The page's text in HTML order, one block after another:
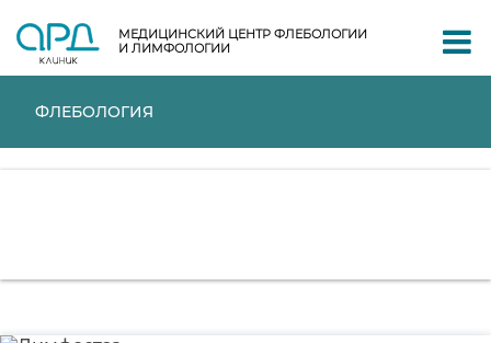
МЕДИЦИНСКИЙ ЦЕНТР ФЛЕБОЛОГИИ
И ЛИМФОЛОГИИ
ФЛЕБОЛОГИЯ